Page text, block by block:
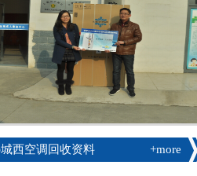
+more
城西空调回收资料